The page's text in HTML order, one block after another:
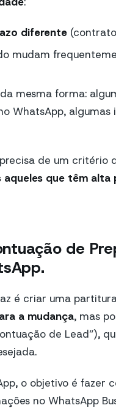
diferente
mudam
mesma forma:
WhatsApp,
de um critério
que têm alta
de
é criar uma
a mudança, mas
de Lead”),
o objetivo é fazer
no WhatsApp